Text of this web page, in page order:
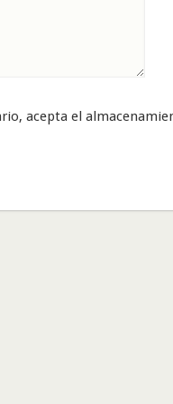
acepta el